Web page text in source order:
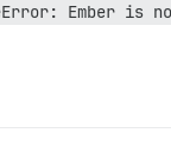
Ember is